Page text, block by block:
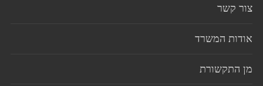
צור קשר
אודות המשרד
מן התקשורת